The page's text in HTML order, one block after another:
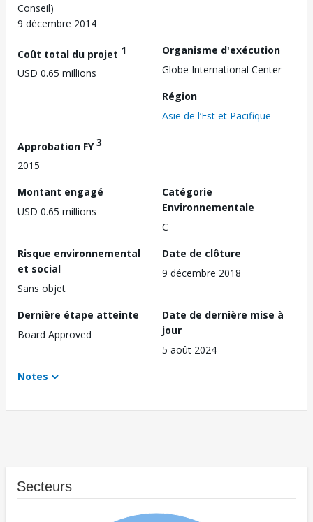
Conseil)
9 décembre 2014
Coût total du projet 1
USD 0.65 millions
Organisme d'exécution
Globe International Center
Région
Asie de l’Est et Pacifique
Approbation FY3
2015
Montant engagé
USD 0.65 millions
Catégorie
Environnementale
C
Risque environnemental
et social
Sans objet
Date de clôture
9 décembre 2018
Dernière étape atteinte
Board Approved
Date de dernière mise à
jour
5 août 2024
Notes
Secteurs